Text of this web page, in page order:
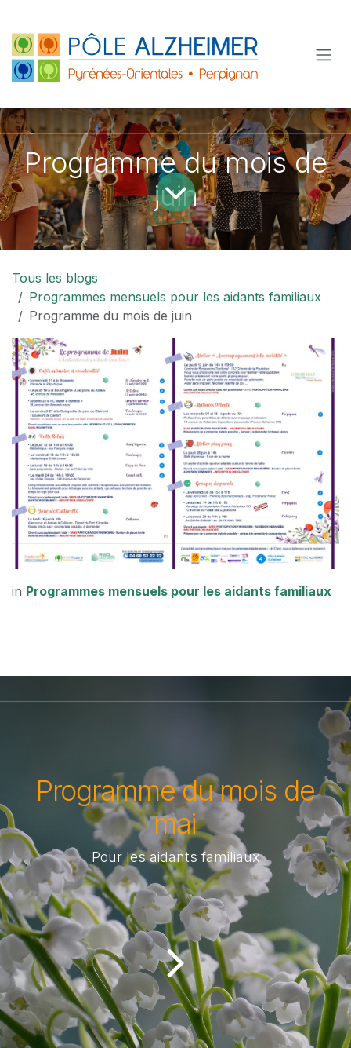
Programme du mois de
juin
Tous les blogs
Programmes mensuels pour les aidants familiaux
Programme du mois de juin
in Programmes mensuels pour les aidants familiaux
Programme du mois de
mai
Pour les aidants familiaux